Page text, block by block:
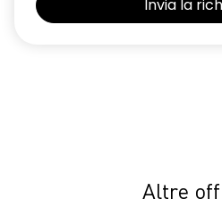
Altre